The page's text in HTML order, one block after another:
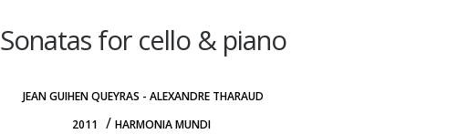
Sonatas for cello & piano
JEAN GUIHEN QUEYRAS - ALEXANDRE THARAUD
2011 / HARMONIA MUNDI